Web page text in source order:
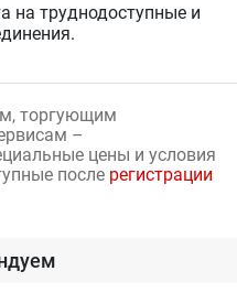
на труднодоступные и
торгующим
–
цены и условия
после регистрации